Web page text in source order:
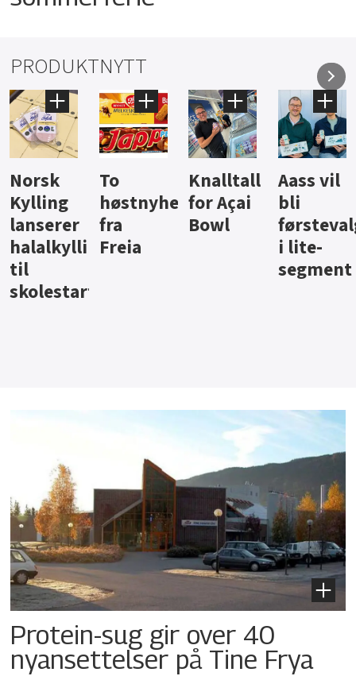
PRODUKTNYTT
Knalltall
for Açai
Bowl
Aass vil
bli
førstevalg
i lite-
Brus og
jus fra
Berentsen
Hard
iste fra
Hansa
Protein-sug gir over 40
nyansettelser på Tine Frya